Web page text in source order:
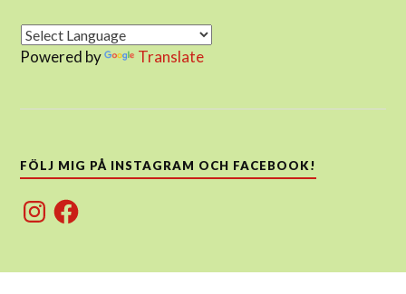
Powered by Translate
FÖLJ MIG PÅ INSTAGRAM OCH FACEBOOK!
InstagramFacebook